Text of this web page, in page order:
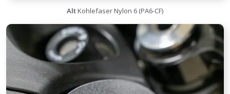
AltKohlefaser Nylon 6 (PA6-CF)